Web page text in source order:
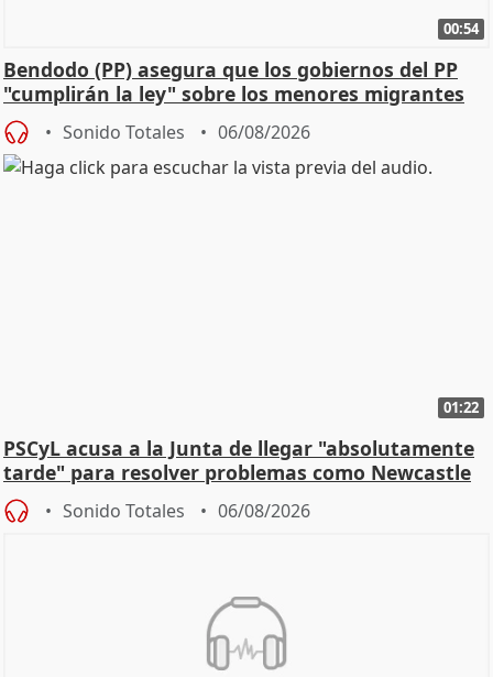
00:54
Bendodo (PP) asegura que los gobiernos del PP
"cumplirán la ley" sobre los menores migrantes
Sonido Totales 06/08/2026
01:22
PSCyL acusa a la Junta de llegar "absolutamente
tarde" para resolver problemas como Newcastle
Sonido Totales 06/08/2026